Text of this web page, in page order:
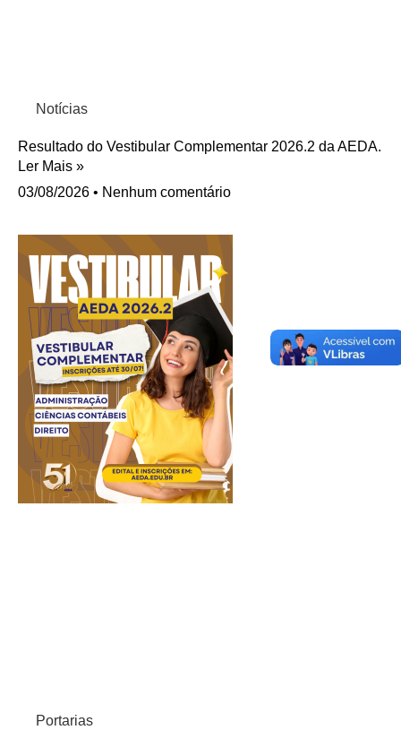
Notícias
Resultado do Vestibular Complementar 2026.2 da AEDA.
Ler Mais »
03/08/2026
Nenhum comentário
Portarias